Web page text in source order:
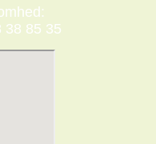
38 85 35